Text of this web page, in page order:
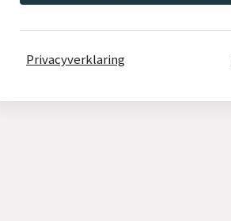
Privacyverklaring